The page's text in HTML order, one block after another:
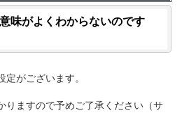
味がよくわからないのです
がございます。
りますので予めご了承ください（サ